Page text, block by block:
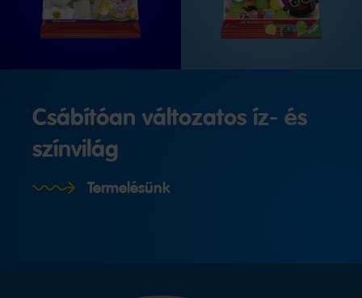
Csábítóan változatos íz- és
színvilág
Termelésünk